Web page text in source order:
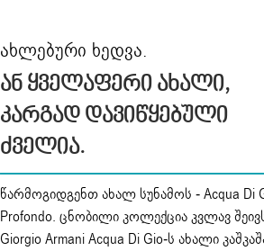
ახლებური ხედვა.
Ან Ყველაფერი Ახალი,
Კარგად Დავიწყებული
Ძველია.
წარმოგიდგენთ ახალ სუნამოს - Acqua Di
Profondo. ცნობილი კოლექცია კვლავ
Giorgio Armani Acqua Di Gio-ს ახალი